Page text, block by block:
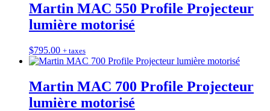
Martin MAC 550 Profile Projecteur
lumière motorisé
$795.00 + taxes
Martin MAC 700 Profile Projecteur
lumière motorisé